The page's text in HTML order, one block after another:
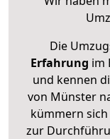
Die
Erfahrung im
und kennen
von Münster
kümmern
zur